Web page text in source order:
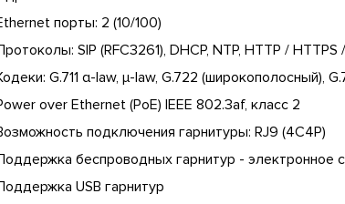
порты: 2 (10/100)
SIP (RFC3261), DHCP, NTP, HTTP /
G.711 α-law, μ-law, G.722 (широкополосный),
over Ethernet (PoE) IEEE 802.3af, класс 2
подключения гарнитуры: RJ9 (4C4P)
беспроводных гарнитур - электронное
USB гарнитур